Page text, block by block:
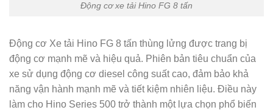
Động cơ xe tải Hino FG 8 tấn
Động cơ Xe tải Hino FG 8 tấn thùng lửng được trang bị
động cơ mạnh mẽ và hiệu quả. Phiên bản tiêu chuẩn của
xe sử dụng động cơ diesel công suất cao, đảm bảo khả
năng vận hành mạnh mẽ và tiết kiệm nhiên liệu. Điều này
làm cho Hino Series 500 trở thành một lựa chọn phổ biến